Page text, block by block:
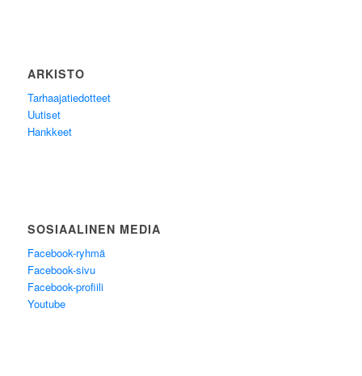
ARKISTO
Tarhaajatiedotteet
Uutiset
Hankkeet
SOSIAALINEN MEDIA
Facebook-ryhmä
Facebook-sivu
Facebook-profiili
Youtube